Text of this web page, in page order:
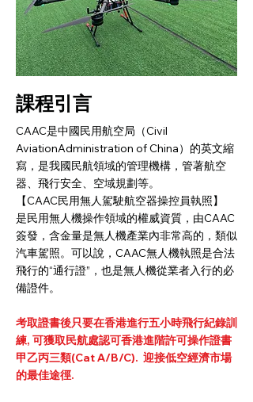
課程引言
CAAC是中國民用航空局（Civil
AviationAdministration of China）的英文縮
寫，是我國民航領域的管理機構，管著航空
器、飛行安全、空域規劃等。
【CAAC民用無人駕駛航空器操控員執照】
是民用無人機操作領域的權威資質，由CAAC
簽發，含金量是無人機產業內非常高的，類似
汽車駕照。可以說，CAAC無人機執照是合法
飛行的“通行證”，也是無人機從業者入行的必
備證件。
考取證書後只要在香港進行五小時飛行紀錄訓
練, 可獲取民航處認可香港進階許可操作證書
甲乙丙三類(Cat A/B/C). 迎接低空經濟市場
的最佳途徑.